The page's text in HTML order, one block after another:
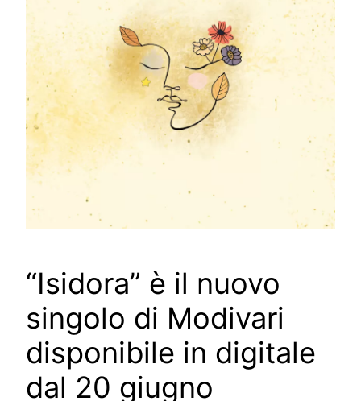
“Isidora” è il nuovo
singolo di Modivari
disponibile in digitale
dal 20 giugno